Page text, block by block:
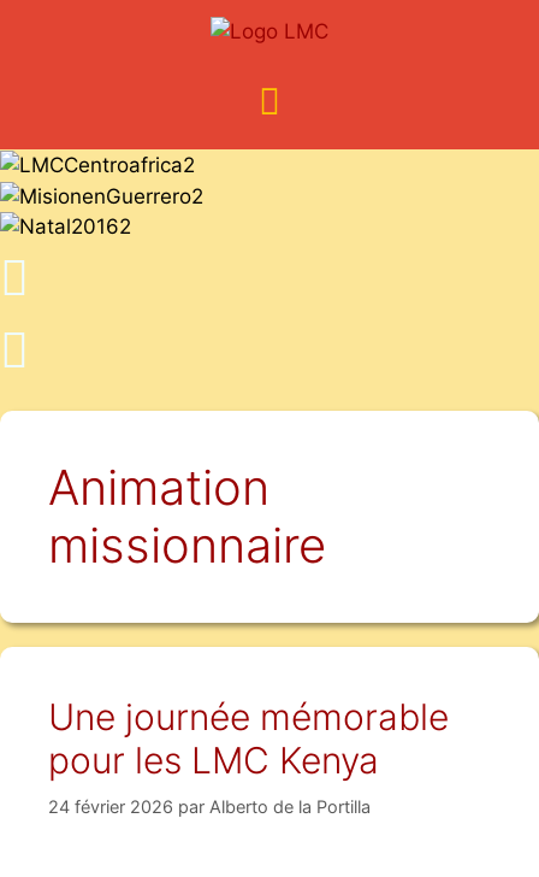
Animation
missionnaire
Une journée mémorable
pour les LMC Kenya
24 février 2026 par Alberto de la Portilla